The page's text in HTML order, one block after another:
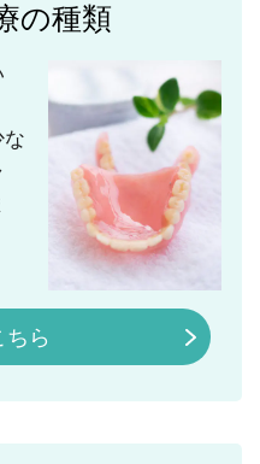
の種類
ら